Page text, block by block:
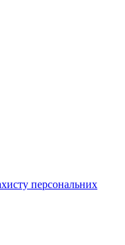
персональних